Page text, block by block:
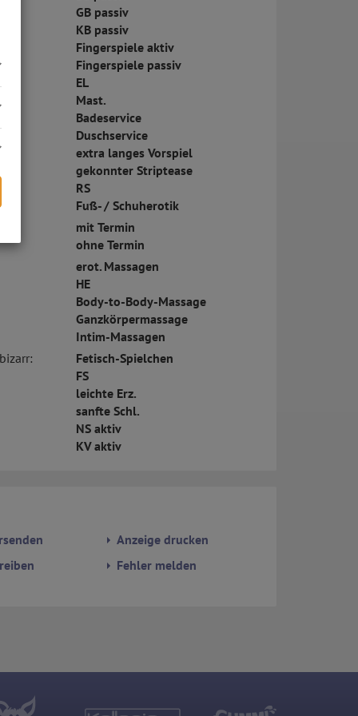
GB passiv
KB passiv
Fingerspiele aktiv
Fingerspiele passiv
EL
Mast.
Badeservice
Duschservice
extra langes Vorspiel
gekonnter Striptease
RS
Fuß- / Schuherotik
mit Termin
ohne Termin
erot. Massagen
HE
Body-to-Body-Massage
Ganzkörpermassage
Intim-Massagen
Fetisch-Spielchen
FS
leichte Erz.
sanfte Schl.
NS aktiv
KV aktiv
Anzeige drucken
Fehler melden